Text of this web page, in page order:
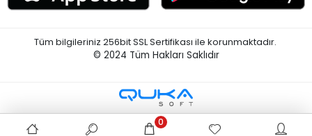
Tüm bilgileriniz 256bit SSL Sertifikası ile korunmaktadır.
© 2024 Tüm Hakları Saklıdır
0